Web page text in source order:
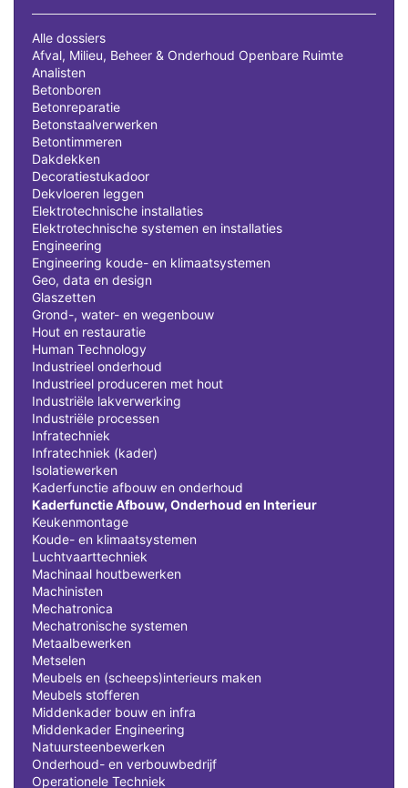
Alle dossiers
Afval, Milieu, Beheer & Onderhoud Openbare Ruimte
Analisten
Betonboren
Betonreparatie
Betonstaalverwerken
Betontimmeren
Dakdekken
Decoratiestukadoor
Dekvloeren leggen
Elektrotechnische installaties
Elektrotechnische systemen en installaties
Engineering
Engineering koude- en klimaatsystemen
Geo, data en design
Glaszetten
Grond-, water- en wegenbouw
Hout en restauratie
Human Technology
Industrieel onderhoud
Industrieel produceren met hout
Industriële lakverwerking
Industriële processen
Infratechniek
Infratechniek (kader)
Isolatiewerken
Kaderfunctie afbouw en onderhoud
Kaderfunctie Afbouw, Onderhoud en Interieur
Keukenmontage
Koude- en klimaatsystemen
Luchtvaarttechniek
Machinaal houtbewerken
Machinisten
Mechatronica
Mechatronische systemen
Metaalbewerken
Metselen
Meubels en (scheeps)interieurs maken
Meubels stofferen
Middenkader bouw en infra
Middenkader Engineering
Natuursteenbewerken
Onderhoud- en verbouwbedrijf
Operationele Techniek